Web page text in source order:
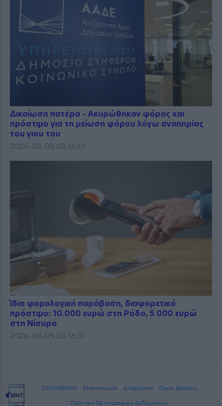
Δικαίωση πατέρα - Ακυρώθηκαν φόρος και
πρόστιμο για τη μείωση φόρου λόγω αναπηρίας
του γιου του
2026-08-05 03:16:01
Ίδια φορολογική παράβαση, διαφορετικό
πρόστιμο: 10.000 ευρώ στη Ρόδο, 5.000 ευρώ
στη Νίσυρο
2026-08-05 03:16:31
2251028000 Επικοινωνία Διαφήμιση
Όροι Χρήσης -
Πολιτική Προσωπικών Δεδομένων